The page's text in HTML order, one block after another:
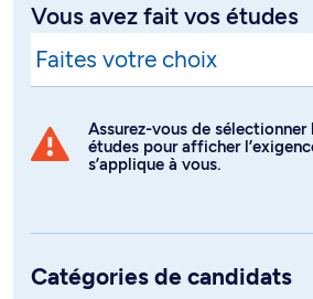
Vous avez fait vos études
Assurez-vous de sélectionner
études pour afficher
s’applique à vous.
Catégories de candidats